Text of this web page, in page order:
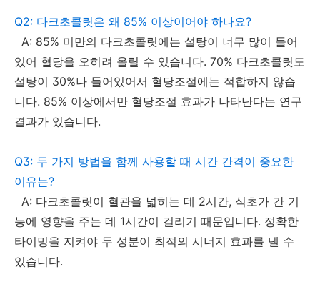
Q2: 다크초콜릿은 왜 85% 이상이어야 하나요?
A: 85% 미만의 다크초콜릿에는 설탕이 너무 많이 들어
있어 혈당을 오히려 올릴 수 있습니다. 70% 다크초콜릿도
설탕이 30%나 들어있어서 혈당조절에는 적합하지 않습
니다. 85% 이상에서만 혈당조절 효과가 나타난다는 연구
결과가 있습니다.
Q3: 두 가지 방법을 함께 사용할 때 시간 간격이 중요한
이유는?
A: 다크초콜릿이 혈관을 넓히는 데 2시간, 식초가 간 기
능에 영향을 주는 데 1시간이 걸리기 때문입니다. 정확한
타이밍을 지켜야 두 성분이 최적의 시너지 효과를 낼 수
있습니다.